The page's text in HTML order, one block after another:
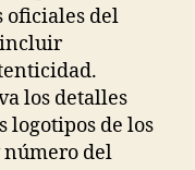
oficiales del
incluir
los detalles
logotipos de los
número del